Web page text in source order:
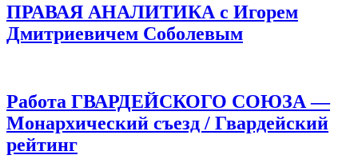
ПРАВАЯ АНАЛИТИКА с Игорем
Дмитриевичем Соболевым
Работа ГВАРДЕЙСКОГО СОЮЗА —
Монархический съезд / Гвардейский
рейтинг